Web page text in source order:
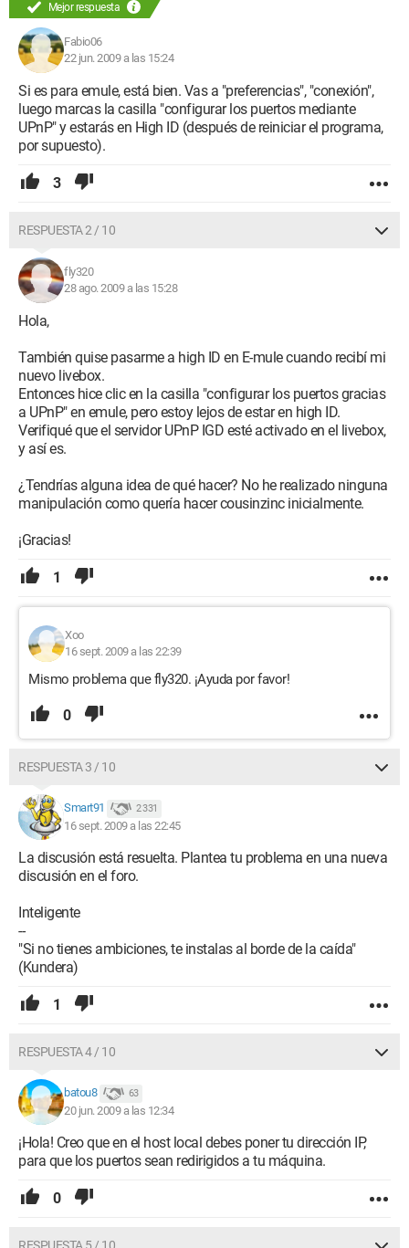
Mejor respuesta
Fabio06
22 jun. 2009 a las 15:24
Si es para emule, está bien. Vas a "preferencias", "conexión",
luego marcas la casilla "configurar los puertos mediante
UPnP" y estarás en High ID (después de reiniciar el programa,
por supuesto).
3
RESPUESTA 2 / 10
fly320
28 ago. 2009 a las 15:28
Hola,
También quise pasarme a high ID en E-mule cuando recibí mi
nuevo livebox.
Entonces hice clic en la casilla "configurar los puertos gracias
a UPnP" en emule, pero estoy lejos de estar en high ID.
Verifiqué que el servidor UPnP IGD esté activado en el livebox,
y así es.
¿Tendrías alguna idea de qué hacer? No he realizado ninguna
manipulación como quería hacer cousinzinc inicialmente.
¡Gracias!
1
Xoo
16 sept. 2009 a las 22:39
Mismo problema que fly320. ¡Ayuda por favor!
0
RESPUESTA 3 / 10
Smart91 2 331
16 sept. 2009 a las 22:45
La discusión está resuelta. Plantea tu problema en una nueva
discusión en el foro.
Inteligente
--
"Si no tienes ambiciones, te instalas al borde de la caída"
(Kundera)
1
RESPUESTA 4 / 10
batou8 63
20 jun. 2009 a las 12:34
¡Hola! Creo que en el host local debes poner tu dirección IP,
para que los puertos sean redirigidos a tu máquina.
0